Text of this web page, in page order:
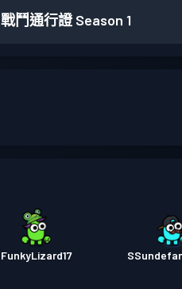
戰鬥通行證 Season 1
FunkyLizard17